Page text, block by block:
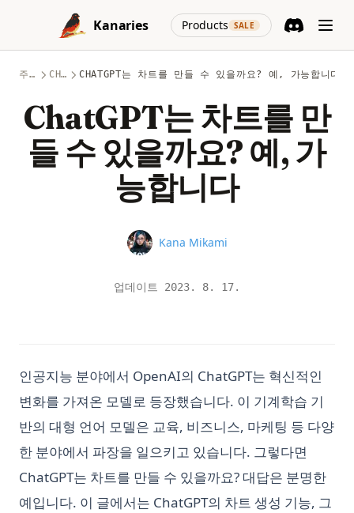
Skip to content
Kanaries
Products SALE
(opens in a
주제 CHATGPT CHATGPT는 차트를 만들 수 있을까요? 예, 가능합니다
ChatGPT는 차트를 만
들 수 있을까요? 예, 가
능합니다
Name
Kana Mikami
업데이트 2023. 8. 17.
인공지능 분야에서 OpenAI의 ChatGPT는 혁신적인
변화를 가져온 모델로 등장했습니다. 이 기계학습 기
반의 대형 언어 모델은 교육, 비즈니스, 마케팅 등 다양
한 분야에서 파장을 일으키고 있습니다. 그렇다면
ChatGPT는 차트를 만들 수 있을까요? 대답은 분명한
예입니다. 이 글에서는 ChatGPT의 차트 생성 기능, 그